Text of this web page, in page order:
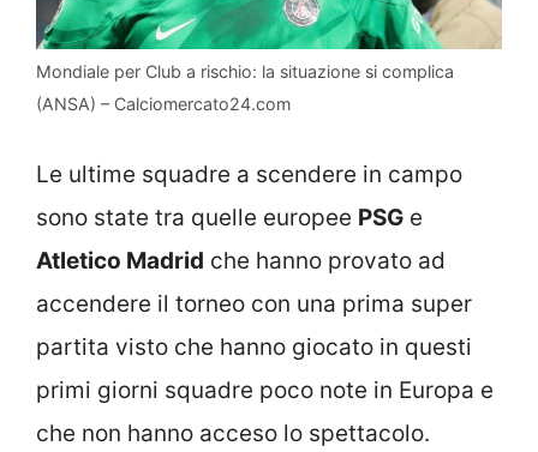
Mondiale per Club a rischio: la situazione si complica
(ANSA) – Calciomercato24.com
Le ultime squadre a scendere in campo
sono state tra quelle europee PSG e
Atletico Madrid che hanno provato ad
accendere il torneo con una prima super
partita visto che hanno giocato in questi
primi giorni squadre poco note in Europa e
che non hanno acceso lo spettacolo.